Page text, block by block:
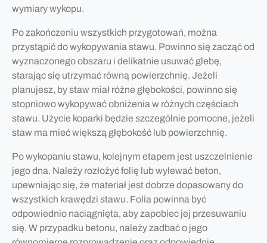
wymiary wykopu.
Po zakończeniu wszystkich przygotowań, można
przystąpić do wykopywania stawu. Powinno się zacząć od
wyznaczonego obszaru i delikatnie usuwać glebę,
starając się utrzymać równą powierzchnię. Jeżeli
planujesz, by staw miał różne głębokości, powinno się
stopniowo wykopywać obniżenia w różnych częściach
stawu. Użycie koparki będzie szczególnie pomocne, jeżeli
staw ma mieć większą głębokość lub powierzchnię.
Po wykopaniu stawu, kolejnym etapem jest uszczelnienie
jego dna. Należy rozłożyć folię lub wylewać beton,
upewniając się, że materiał jest dobrze dopasowany do
wszystkich krawędzi stawu. Folia powinna być
odpowiednio naciągnięta, aby zapobiec jej przesuwaniu
się. W przypadku betonu, należy zadbać o jego